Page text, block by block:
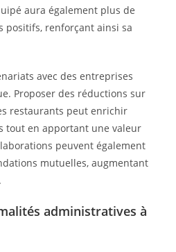
aura également plus de
positifs, renforçant ainsi sa
avec des entreprises
Proposer des réductions sur
restaurants peut enrichir
tout en apportant une valeur
peuvent également
mutuelles, augmentant
administratives à